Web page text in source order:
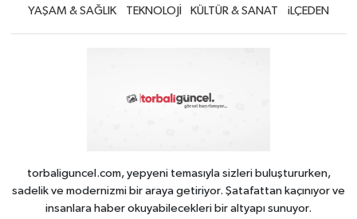
YAŞAM & SAĞLIK
TEKNOLOJİ KÜLTÜR & SANAT iLÇEDEN
torbaliguncel.com, yepyeni temasıyla sizleri buluştururken,
sadelik ve modernizmi bir araya getiriyor. Şatafattan kaçınıyor ve
insanlara haber okuyabilecekleri bir altyapı sunuyor.